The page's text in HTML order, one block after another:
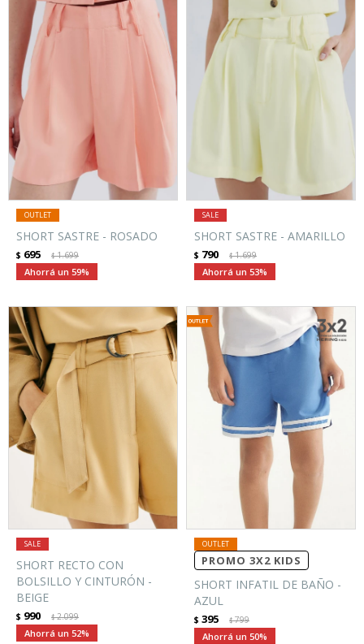
SHORT SASTRE - ROSADO
$ 695 $1.699
59
SHORT SASTRE - AMARILLO
$ 790 $1.699
53
SHORT RECTO CON
BOLSILLO Y CINTURÓN -
BEIGE
$ 990 $2.099
52
PROMO 3X2 KIDS
SHORT INFATIL DE BAÑO -
AZUL
$ 395 $799
50